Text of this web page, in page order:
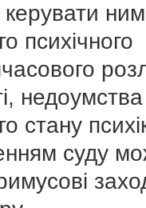
керувати
психічного
стану
суду